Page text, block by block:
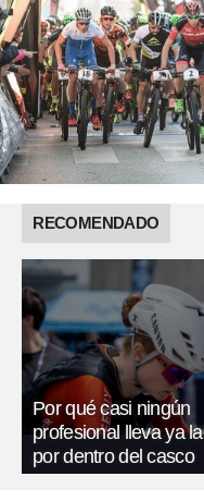
RECOMENDADO
Por qué casi ningún
profesional lleva ya
por dentro del casco